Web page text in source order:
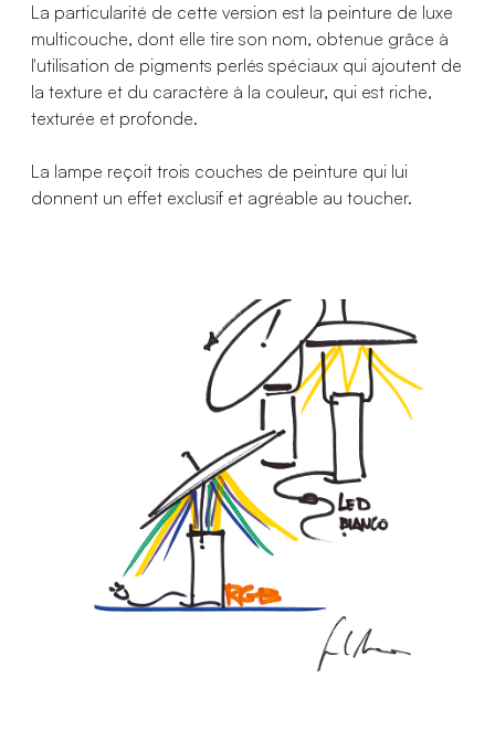
La particularité de cette version est la peinture de luxe
multicouche, dont elle tire son nom, obtenue grâce à
l'utilisation de pigments perlés spéciaux qui ajoutent de
la texture et du caractère à la couleur, qui est riche,
texturée et profonde.
La lampe reçoit trois couches de peinture qui lui
donnent un effet exclusif et agréable au toucher.